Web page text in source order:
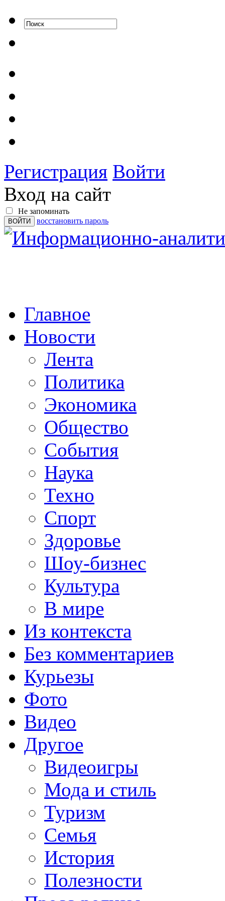
Регистрация Войти
Вход на сайт
Не запоминать
восстановить пароль
Главное
Новости
Лента
Политика
Экономика
Общество
События
Наука
Техно
Спорт
Здоровье
Шоу-бизнес
Культура
В мире
Из контекста
Без комментариев
Курьезы
Фото
Видео
Другое
Видеоигры
Мода и стиль
Туризм
Семья
История
Полезности